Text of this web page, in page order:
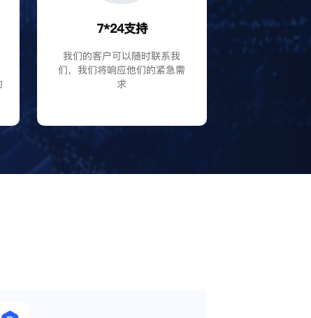
7*24支持
我们的客户可以随时联系我
们，我们将响应他们的紧急需
求